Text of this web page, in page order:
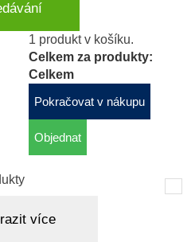
více
1 produkt v košíku.
Celkem za produkty:
Celkem
Pokračovat v nákupu
Objednat